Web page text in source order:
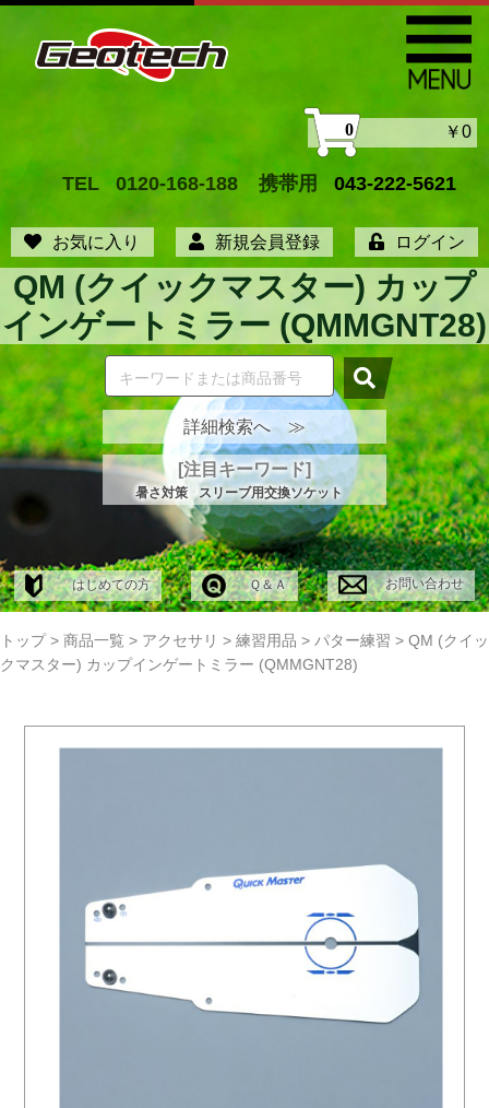
TEL 0120-168-188 携帯用 043-222-5621
お気に入り 新規会員登録 ログイン
0 ￥0
QM (クイックマスター) カップ
インゲートミラー (QMMGNT28)
詳細検索へ ≫
[注目キーワード]
暑さ対策 スリーブ用交換ソケット
はじめての方 Ｑ＆Ａ お問い合わせ
トップ > 商品一覧 > アクセサリ > 練習用品 > パター練習 > QM (クイッ
クマスター) カップインゲートミラー (QMMGNT28)